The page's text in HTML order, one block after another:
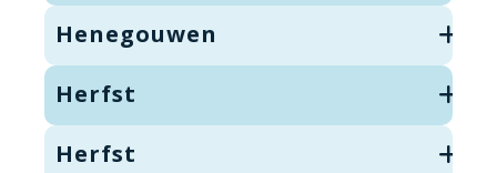
Henegouwen
Herfst
Herfst